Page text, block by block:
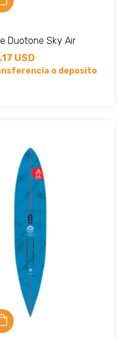
Duotone Sky Air
USD
o deposito